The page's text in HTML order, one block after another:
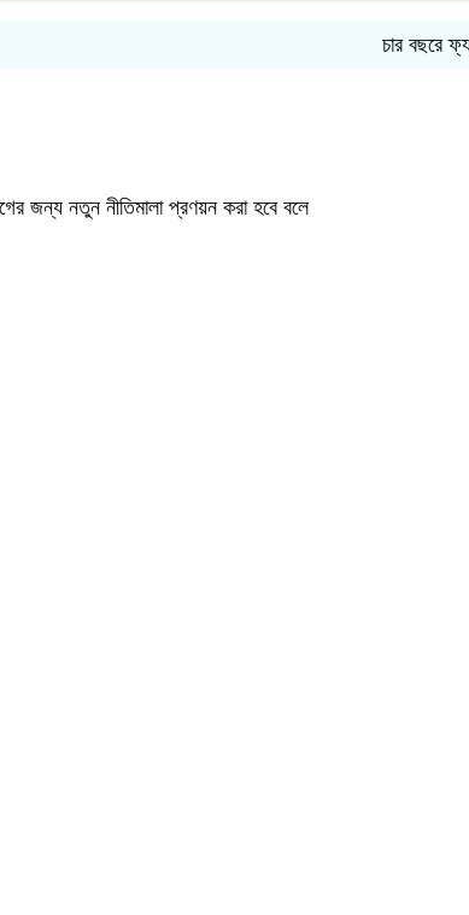
চার বছরে ফ্যামিলি
জন্য নতুন নীতিমালা প্রণয়ন করা হবে বলে